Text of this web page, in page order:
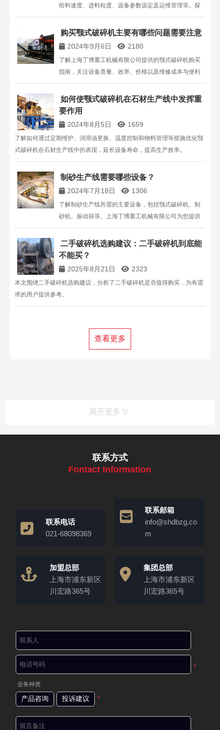
给料速度、进料粒度、设备参数设定及运维管理等。探
索如何提高履带式制砂机的生产效率，选择最适合的设
备和技术方案。
购买颚式破碎机主要有哪些问题需要注意
2024年9月6日 2180
了解上海丁博重工机械有限公司提供的颚式破碎机购买
指南，关注设备质量、效率、价格以及维修成本与便利
性，为您的砂石生产线选择合适的破碎设备。
如何使颚式破碎机在石材生产线中发挥重
要作用
2024年8月5日 1659
了解如何通过定期维护、润滑油更换、温度控制和物料管理等措施优化颚
式破碎机在石材生产线中的表现，延长设备寿命，提高生产效率。
制砂生产线需要哪些设备？
2024年7月18日 1306
了解制砂生产线所需的主要设备，包括颚式破碎机、制
砂机、振动筛等。上海丁博重工机械有限公司为您提供
专业的制砂生产线设备及技术支持。
二手破碎机选购建议：二手破碎机到底能
不能买？
2025年8月21日 2323
本文围绕二手破碎机选购建议，分析了二手破碎机是否值得购买，为有需
求的用户提供参考。
查看更多
展开更多
联系方式
Fontact Information
联系电话
021-68098369
联系邮箱
info@shdbzg.co
m
加盟总部
上海市浦东新区
川宏路365号
集团总部
上海市浦东新区
川宏路365号
*
业务种类
产品咨询 投诉建议 *